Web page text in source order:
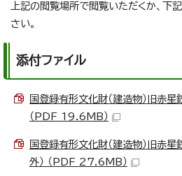
上記の閲覧場所で閲覧いただくか、下
さい。
添付ファイル
国登録有形文化財（建造物）旧赤星
（PDF 19.6MB）
国登録有形文化財（建造物）旧赤
外） （PDF 27.6MB）